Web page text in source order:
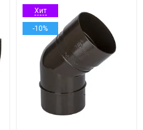
Хит
-10%